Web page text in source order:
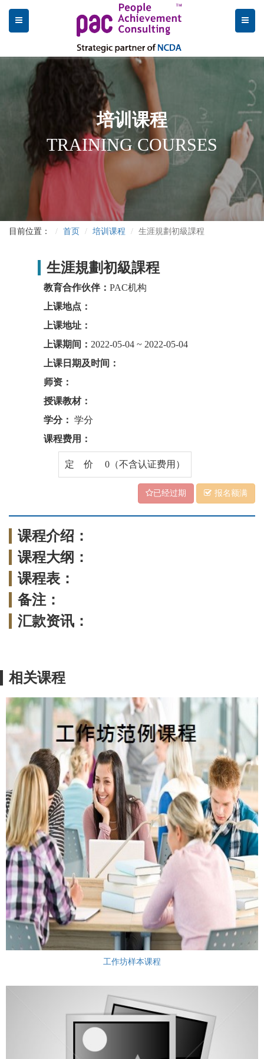
培训课程
TRAINING COURSES
目前位置： 首页 培训课程 生涯規劃初級課程
生涯規劃初級課程
教育合作伙伴： PAC机构
上课地点：
上课地址：
上课期间： 2022-05-04 ~ 2022-05-04
上课日期及时间：
师资：
授课教材：
学分： 学分
课程费用：
定 价 0（不含认证费用）
已经过期 报名额满
课程介绍：
课程大纲：
课程表：
备注：
汇款资讯：
相关课程
工作坊样本课程